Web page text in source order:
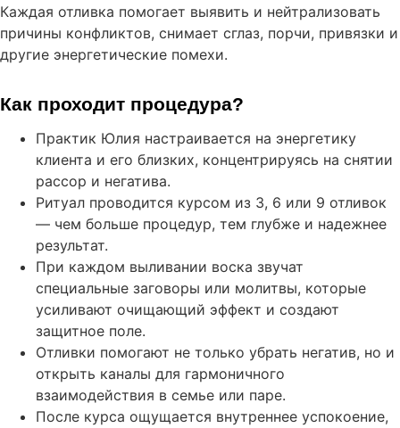
Каждая отливка помогает выявить и нейтрализовать
причины конфликтов, снимает сглаз, порчи, привязки и
другие энергетические помехи.
Как проходит процедура?
Практик Юлия настраивается на энергетику
клиента и его близких, концентрируясь на снятии
рассор и негатива.
Ритуал проводится курсом из 3, 6 или 9 отливок
— чем больше процедур, тем глубже и надежнее
результат.
При каждом выливании воска звучат
специальные заговоры или молитвы, которые
усиливают очищающий эффект и создают
защитное поле.
Отливки помогают не только убрать негатив, но и
открыть каналы для гармоничного
взаимодействия в семье или паре.
После курса ощущается внутреннее успокоение,